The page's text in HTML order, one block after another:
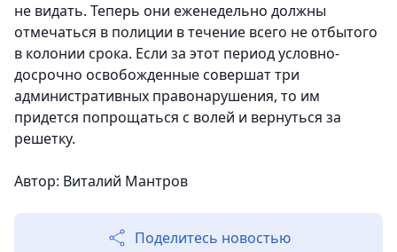
не видать. Теперь они еженедельно должны
отмечаться в полиции в течение всего не отбытого
в колонии срока. Если за этот период условно-
досрочно освобожденные совершат три
административных правонарушения, то им
придется попрощаться с волей и вернуться за
решетку.
Автор: Виталий Мантров
Поделитесь новостью